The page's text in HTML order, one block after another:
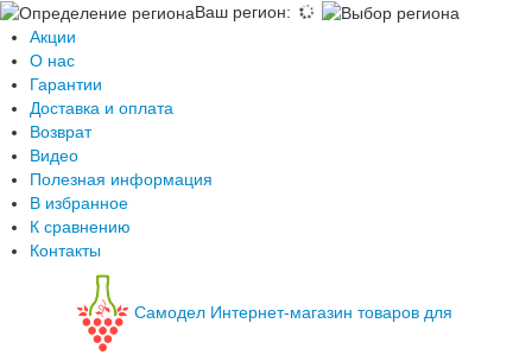
Ваш регион:
Акции
О нас
Гарантии
Доставка и оплата
Возврат
Видео
Полезная информация
В избранное
К сравнению
Контакты
Самодел Интернет-магазин товаров для